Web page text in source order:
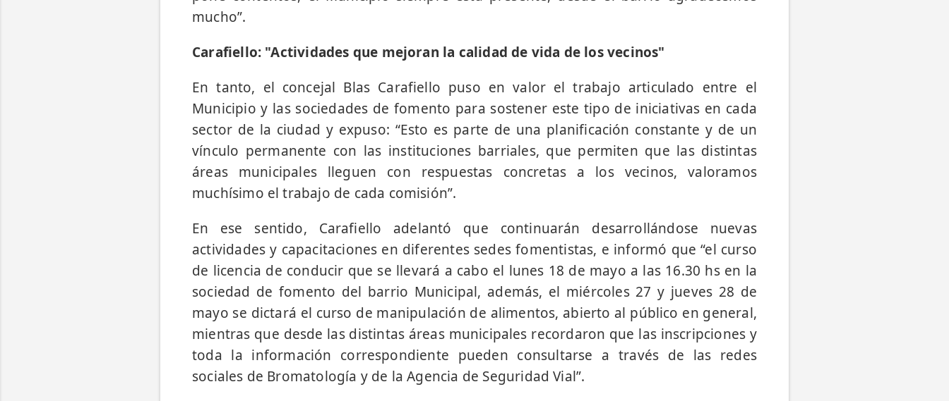
mucho”.
Carafiello: "Actividades que mejoran la calidad de vida de los vecinos"
En tanto, el concejal Blas Carafiello puso en valor el trabajo articulado entre el
Municipio y las sociedades de fomento para sostener este tipo de iniciativas en cada
sector de la ciudad y expuso: “Esto es parte de una planificación constante y de un
vínculo permanente con las instituciones barriales, que permiten que las distintas
áreas municipales lleguen con respuestas concretas a los vecinos, valoramos
muchísimo el trabajo de cada comisión”.
En ese sentido, Carafiello adelantó que continuarán desarrollándose nuevas
actividades y capacitaciones en diferentes sedes fomentistas, e informó que “el curso
de licencia de conducir que se llevará a cabo el lunes 18 de mayo a las 16.30 hs en la
sociedad de fomento del barrio Municipal, además, el miércoles 27 y jueves 28 de
mayo se dictará el curso de manipulación de alimentos, abierto al público en general,
mientras que desde las distintas áreas municipales recordaron que las inscripciones y
toda la información correspondiente pueden consultarse a través de las redes
sociales de Bromatología y de la Agencia de Seguridad Vial”.